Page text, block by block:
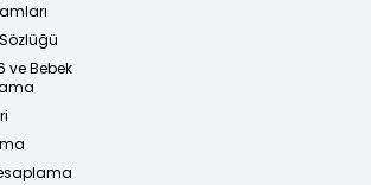
ve Bebek